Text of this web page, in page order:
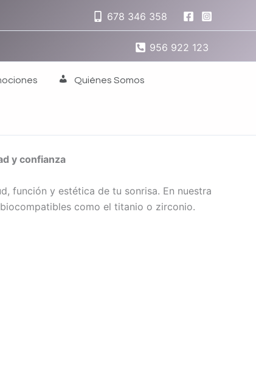
678 346 358
956 922 123
Quiénes Somos
y confianza
función y estética de tu sonrisa. En nuestra
como el titanio o zirconio.